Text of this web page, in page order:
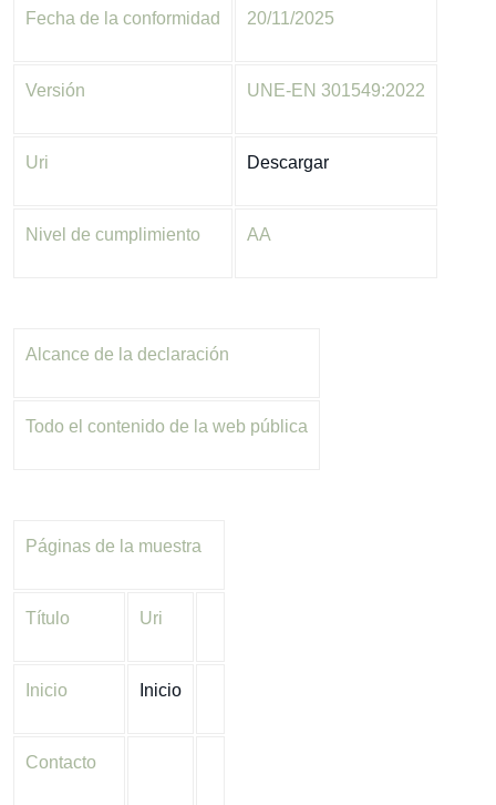
Fecha de la conformidad 20/11/2025
Versión UNE-EN 301549:2022
Uri Descargar
Nivel de cumplimiento AA
Alcance de la declaración
Todo el contenido de la web pública
Páginas de la muestra
Título Uri
Inicio Inicio
Contacto